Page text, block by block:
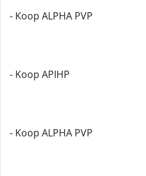
- Koop ALPHA PVP
- Koop APIHP
- Koop ALPHA PVP